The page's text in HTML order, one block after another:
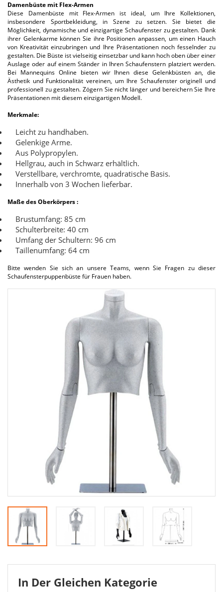
Damenbüste mit Flex-Armen
Diese Damenbüste mit Flex-Armen ist ideal, um Ihre Kollektionen,
insbesondere Sportbekleidung, in Szene zu setzen. Sie bietet die
Möglichkeit, dynamische und einzigartige Schaufenster zu gestalten. Dank
ihrer Gelenkarme können Sie ihre Positionen anpassen, um einen Hauch
von Kreativität einzubringen und Ihre Präsentationen noch fesselnder zu
gestalten. Die Büste ist vielseitig einsetzbar und kann hoch oben über einer
Auslage oder auf einem Ständer in Ihren Schaufenstern platziert werden.
Bei Mannequins Online bieten wir Ihnen diese Gelenkbüsten an, die
Ästhetik und Funktionalität vereinen, um Ihre Schaufenster originell und
professionell zu gestalten. Zögern Sie nicht länger und bereichern Sie Ihre
Präsentationen mit diesem einzigartigen Modell.
Merkmale:
Leicht zu handhaben.
Gelenkige Arme.
Aus Polypropylen.
Hellgrau, auch in Schwarz erhältlich.
Verstellbare, verchromte, quadratische Basis.
Innerhalb von 3 Wochen lieferbar.
Maße des Oberkörpers :
Brustumfang: 85 cm
Schulterbreite: 40 cm
Umfang der Schultern: 96 cm
Taillenumfang: 64 cm
Bitte wenden Sie sich an unsere Teams, wenn Sie Fragen zu dieser
Schaufensterpuppenbüste für Frauen haben.
In Der Gleichen Kategorie